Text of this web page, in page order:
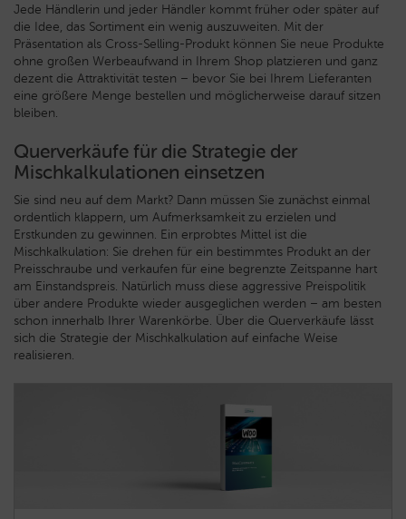
Jede Händlerin und jeder Händler kommt früher oder später auf
die Idee, das Sortiment ein wenig auszuweiten. Mit der
Präsentation als Cross-Selling-Produkt können Sie neue Produkte
ohne großen Werbeaufwand in Ihrem Shop platzieren und ganz
dezent die Attraktivität testen – bevor Sie bei Ihrem Lieferanten
eine größere Menge bestellen und möglicherweise darauf sitzen
bleiben.
Querverkäufe für die Strategie der
Mischkalkulationen einsetzen
Sie sind neu auf dem Markt? Dann müssen Sie zunächst einmal
ordentlich klappern, um Aufmerksamkeit zu erzielen und
Erstkunden zu gewinnen. Ein erprobtes Mittel ist die
Mischkalkulation: Sie drehen für ein bestimmtes Produkt an der
Preisschraube und verkaufen für eine begrenzte Zeitspanne hart
am Einstandspreis. Natürlich muss diese aggressive Preispolitik
über andere Produkte wieder ausgeglichen werden – am besten
schon innerhalb Ihrer Warenkörbe. Über die Querverkäufe lässt
sich die Strategie der Mischkalkulation auf einfache Weise
realisieren.